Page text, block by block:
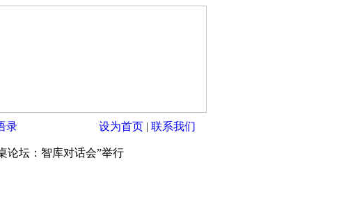
录 设为首页 | 联系我们
论坛：智库对话会”举行